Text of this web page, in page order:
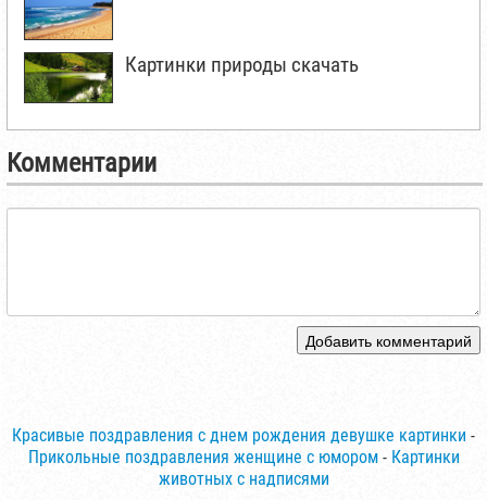
Картинки природы скачать
Комментарии
Добавить комментарий
Красивые поздравления с днем рождения девушке картинки -
Прикольные поздравления женщине с юмором- Картинки
животных с надписями